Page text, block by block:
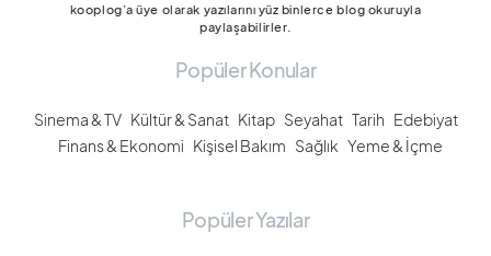
kooplog’a üye olarak yazılarını yüz binlerce blog okuruyla
paylaşabilirler.
Popüler Konular
Sinema & TV Kültür & Sanat Kitap Seyahat Tarih Edebiyat
Finans & Ekonomi Kişisel Bakım Sağlık Yeme & İçme
Popüler Yazılar